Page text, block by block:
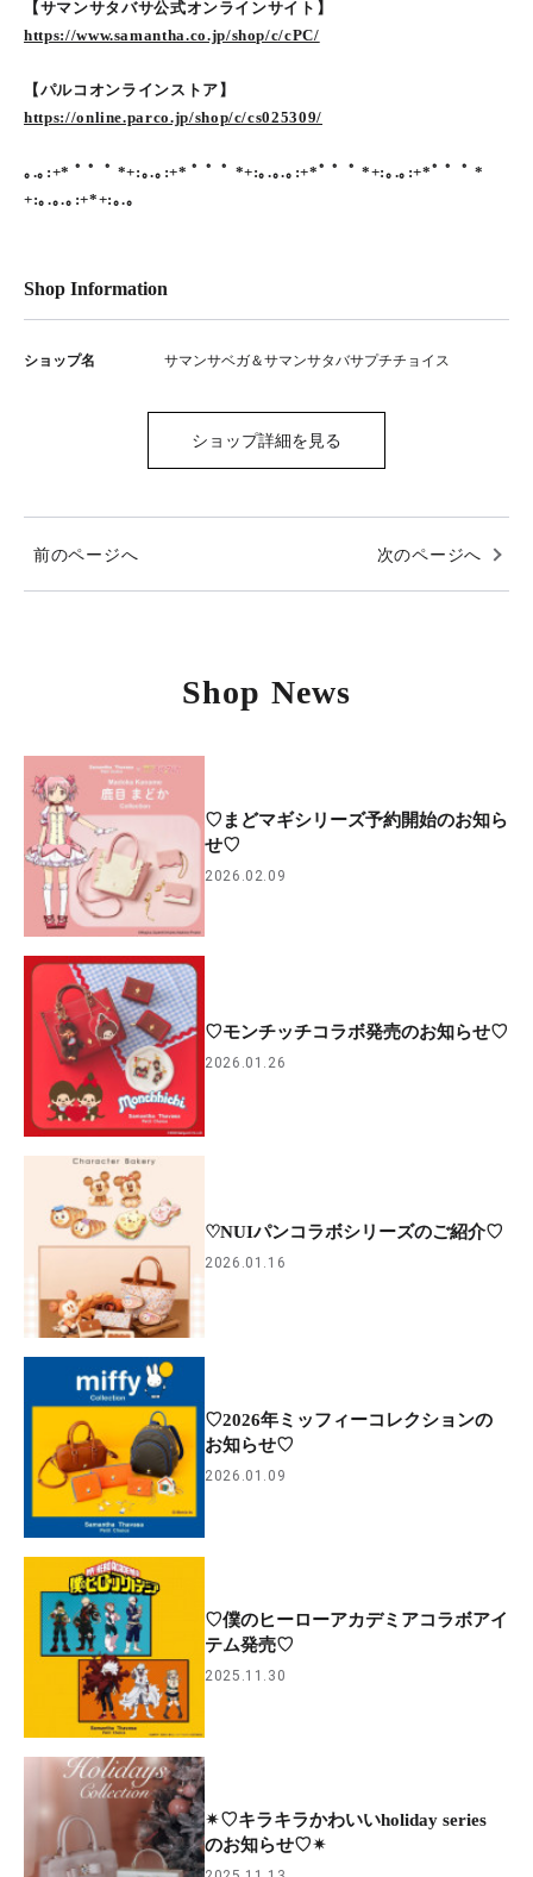
【サマンサタバサ公式オンラインサイト】
https://www.samantha.co.jp/shop/c/cPC/
【パルコオンラインストア】
https://online.parco.jp/shop/c/cs025309/
｡.｡:+* ﾟ ゜ﾟ *+:｡.｡:+* ﾟ ゜ﾟ *+:｡.｡.｡:+*ﾟ ゜ﾟ *+:｡.｡:+*ﾟ ゜ﾟ *
+:｡.｡.｡:+*+:｡.｡
Shop Information
ショップ名 サマンサベガ＆サマンサタバサプチチョイス
ショップ詳細を見る
前のページへ 次のページへ
Shop News
♡まどマギシリーズ予約開始のお知ら
せ♡
2026.02.09
♡モンチッチコラボ発売のお知らせ♡
2026.01.26
♡NUIパンコラボシリーズのご紹介♡
2026.01.16
♡2026年ミッフィーコレクションの
お知らせ♡
2026.01.09
♡僕のヒーローアカデミアコラボアイ
テム発売♡
2025.11.30
✴︎♡キラキラかわいいholiday series
のお知らせ♡✴︎